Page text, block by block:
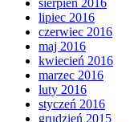
sierpień 2016
lipiec 2016
czerwiec 2016
maj 2016
kwiecień 2016
marzec 2016
luty 2016
styczeń 2016
grudzień 2015